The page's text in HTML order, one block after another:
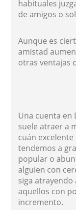
habituales
de amigos o
Aunque es
amistad
otras ventajas
Una cuenta en
suele atraer a
cuán
tendemos a
popular o
alguien con
siga
aquellos con
incremento.